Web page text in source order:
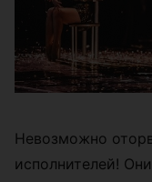
Невозможно
исполнителей!